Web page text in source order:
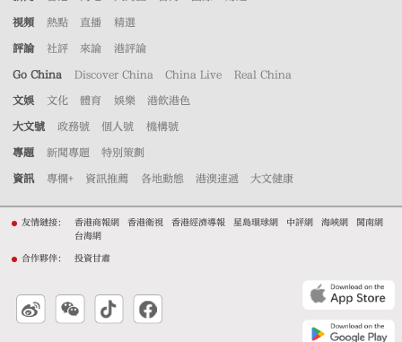
視頻 熱點 直播 精選
評論 社評 來論 港評論
Go China Discover China China Live Real China
文娛 文化 體育 娛樂 港飲港色
大文號 政務號 個人號 機構號
專題 新聞專題 特別策劃
資訊 專欄+ 資訊推薦 各地動態 港澳速遞 大文健康
友情鏈接： 香港商報網 香港衛視 香港經濟導報 星島環球網 中評網 海峽網
閩南網
台海網
合作夥伴： 投資甘肅